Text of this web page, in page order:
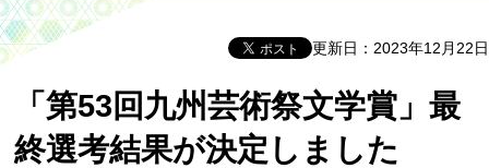
更新日：2023年12月22日
「第53回九州芸術祭文学賞」最
終選考結果が決定しました